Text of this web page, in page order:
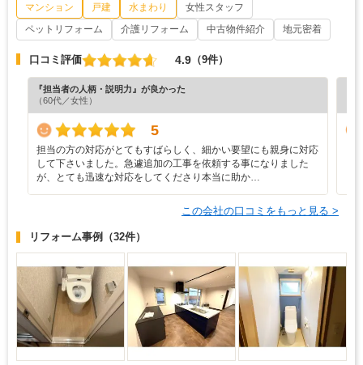
マンション 戸建 水まわり
女性スタッフ
ペットリフォーム
介護リフォーム 中古物件紹介 地元密着
口コミ評価 4.9 （9件）
『担当者の人柄・説明力』が良かった
（60代／女性）
5
担当の方の対応がとてもすばらしく、細かい要望にも親身に対応
して下さいました。急遽追加の工事を依頼する事になりました
が、とても迅速な対応をしてくださり本当に助か…
この会社の口コミをもっと見る >
リフォーム事例 （32件）